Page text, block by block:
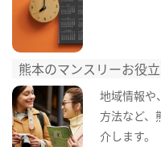
熊本のマンスリーお役
地域情報や
方法など、
介します。